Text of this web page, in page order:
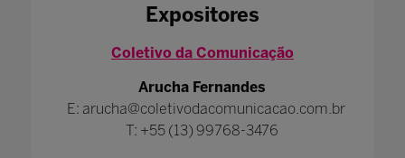
Expositores
Coletivo da Comunicação
Arucha Fernandes
E: arucha@coletivodacomunicacao.com.br
T: +55 (13) 99768-3476